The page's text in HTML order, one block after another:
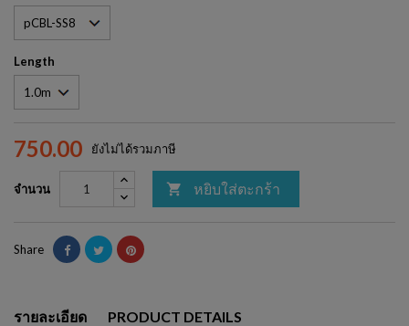
Length
750.00 ยังไม่ได้รวมภาษี
จำนวน  หยิบใส่ตะกร้า
Share
รายละเอียด PRODUCT DETAILS